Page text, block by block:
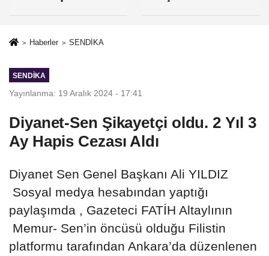
Haberler SENDİKA
SENDİKA
Yayınlanma: 19 Aralık 2024 - 17:41
Diyanet-Sen Şikayetçi oldu. 2 Yıl 3
Ay Hapis Cezası Aldı
Diyanet Sen Genel Başkanı Ali YILDIZ
Sosyal medya hesabından yaptığı
paylaşımda , Gazeteci FATİH Altaylının
Memur- Sen’in öncüsü olduğu Filistin
platformu tarafından Ankara’da düzenlenen